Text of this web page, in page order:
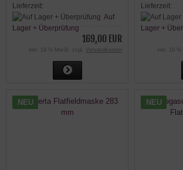
Lieferzeit:
Auf
Lager + Überprüfung
169,00 EUR
inkl. 19 % MwSt. zzgl. Versandkosten
Lieferzeit:
Lager +
inkl. 19
NEU NEU